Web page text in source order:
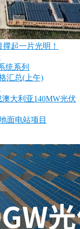
起一片光明！
统系列
汇总(上午)
大利亚140MW光伏
面电站项目